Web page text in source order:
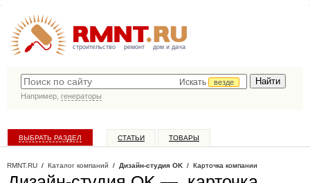
строительство ремонт дом и дача
Искать
везде
Например, генераторы
ВЫБРАТЬ РАЗДЕЛ СТАТЬИ ТОВАРЫ
RMNT.RU / Каталог компаний / Дизайн-студия OK / Карточка компании